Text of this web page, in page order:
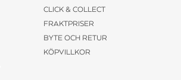
CLICK & COLLECT
FRAKTPRISER
BYTE OCH RETUR
KÖPVILLKOR